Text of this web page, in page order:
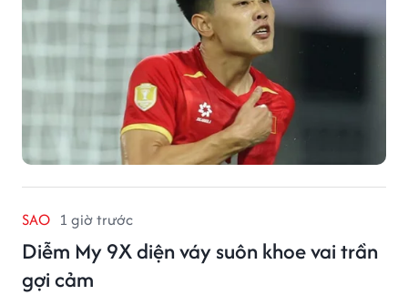
SAO 1 giờ trước
Diễm My 9X diện váy suôn khoe vai trần
gợi cảm